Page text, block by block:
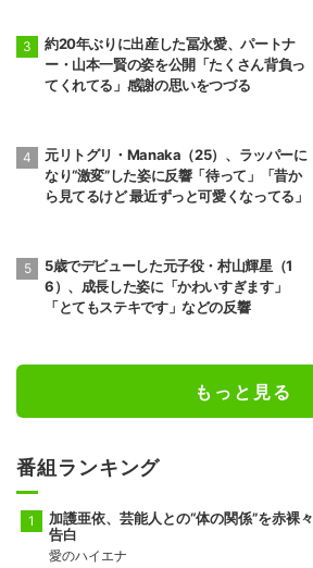
約20年ぶりに出産した冨永愛、パートナ
ー・山本一賢の姿を公開「たくさん背負っ
てくれてる」感謝の思いをつづる
元リトグリ・Manaka（25）、ラッパーに
なり“激変”した姿に反響「待って」「昔か
ら見てるけど 最近ずっと可愛くなってる」
5歳でデビューした元子役・村山輝星（1
6）、成長した姿に「かわいすぎます」
「とてもステキです」などの反響
もっと見る
番組ランキング
加護亜依、芸能人との“体の関係”を赤裸々
告白
愛のハイエナ